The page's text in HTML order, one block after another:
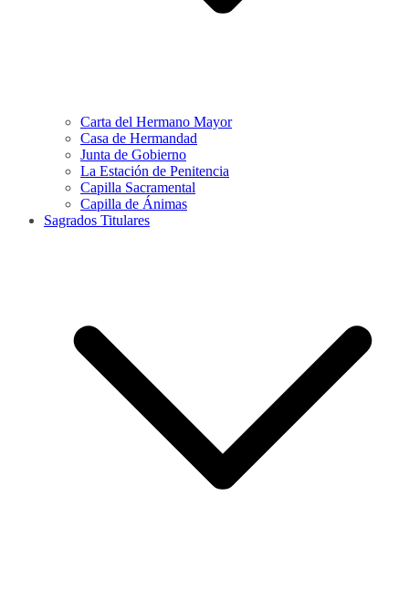
Carta del Hermano Mayor
Casa de Hermandad
Junta de Gobierno
La Estación de Penitencia
Capilla Sacramental
Capilla de Ánimas
Sagrados Titulares